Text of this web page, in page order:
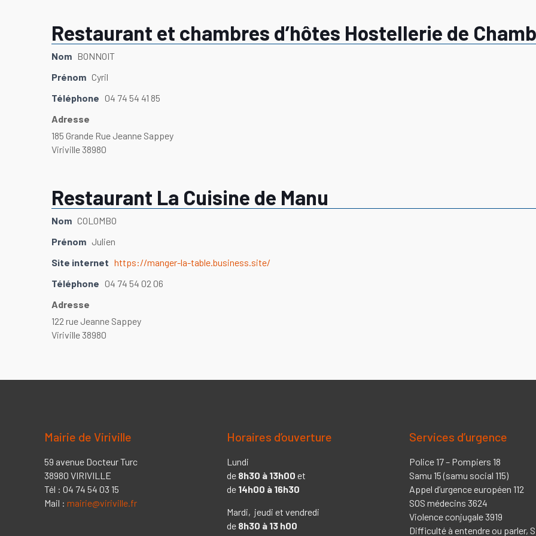
Restaurant et chambres d’hôtes Hostellerie de
Nom BONNOIT
Prénom Cyril
Téléphone 04 74 54 41 85
Adresse
185 Grande Rue Jeanne Sappey
Viriville 38980
Restaurant La Cuisine de Manu
Nom COLOMBO
Prénom Julien
Site internet https://manger-la-table.business.site/
Téléphone 04 74 54 02 06
Adresse
122 rue Jeanne Sappey
Viriville 38980
Mairie de Viriville
59 avenue Docteur Turc
38980 VIRIVILLE
Tél : 04 74 54 03 15
Mail : mairie@viriville.fr
Horaires d’ouverture
Lundi
de 8h30 à 13h00 et
de 14h00 à 16h30
Mardi, jeudi et vendredi
de 8h30 à 13 h00
Services d’urgence
Police 17 – Pompiers 18
Samu 15 (samu social 115)
Appel d’urgence européen 112
SOS médecins 3624
Violence conjugale 3919
Difficulté à entendre ou parler,